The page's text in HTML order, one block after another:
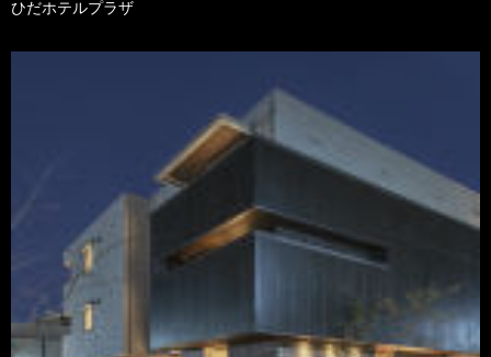
ひだホテルプラザ